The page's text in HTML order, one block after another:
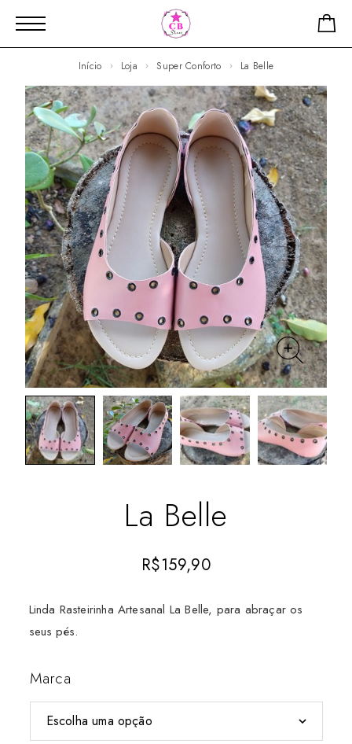
Início Loja Super Conforto La Belle
La Belle
R$159,90
Linda Rasteirinha Artesanal La Belle, para abraçar os
seus pés.
Marca